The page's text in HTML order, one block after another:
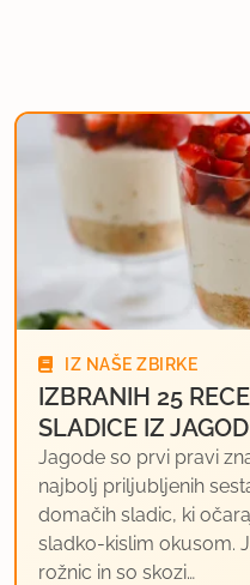
IZ NAŠE ZBIRKE
IZBRANIH 25
SLADICE IZ JAGOD
Jagode so prvi pravi
najbolj priljubljenih
domačih sladic, ki
sladko-kislim okusom.
rožnic in so skozi…